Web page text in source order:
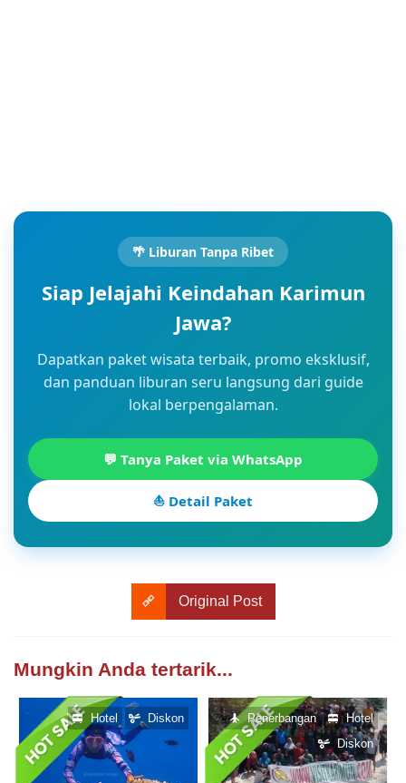
🌴 Liburan Tanpa Ribet
Siap Jelajahi Keindahan Karimun
Jawa?
Dapatkan paket wisata terbaik, promo eksklusif,
dan panduan liburan seru langsung dari guide
lokal berpengalaman.
💬 Tanya Paket via WhatsApp
⛵ Detail Paket
Original Post
Mungkin Anda tertarik...
Hotel Diskon Penerbangan
Hotel
Diskon